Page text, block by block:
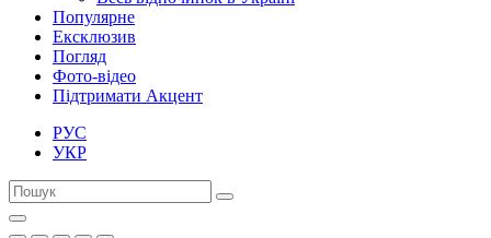
Популярне
Ексклюзив
Погляд
Фото-відео
Підтримати Акцент
РУС
УКР